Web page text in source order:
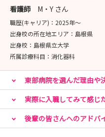
看護師 M・Y さん
職歴(キャリア)： 2025年〜
出身校の所在地エリア： 島根県
出身校： 島根県立大学
所属診療科目： 消化器科
東部病院を選んだ理由や
実際に入職してみて感じ
後輩の皆さんへのアドバ